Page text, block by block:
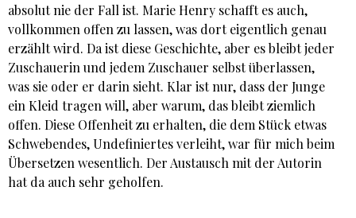
absolut nie der Fall ist. Marie Henry schafft es auch,
vollkommen offen zu lassen, was dort eigentlich genau
erzählt wird. Da ist diese Geschichte, aber es bleibt jeder
Zuschauerin und jedem Zuschauer selbst überlassen,
was sie oder er darin sieht. Klar ist nur, dass der Junge
ein Kleid tragen will, aber warum, das bleibt ziemlich
offen. Diese Offenheit zu erhalten, die dem Stück etwas
Schwebendes, Undefiniertes verleiht, war für mich beim
Übersetzen wesentlich. Der Austausch mit der Autorin
hat da auch sehr geholfen.